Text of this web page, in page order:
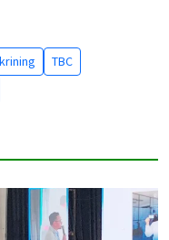
TBC